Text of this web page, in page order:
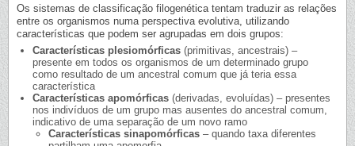
Os sistemas de classificação filogenética tentam traduzir as relações
entre os organismos numa perspectiva evolutiva, utilizando
características que podem ser agrupadas em dois grupos:
Características plesiomórficas (primitivas, ancestrais) –
presente em todos os organismos de um determinado grupo
como resultado de um ancestral comum que já teria essa
característica
Características apomórficas (derivadas, evoluídas) – presentes
nos indivíduos de um grupo mas ausentes do ancestral comum,
indicativo de uma separação de um novo ramo
Características sinapomórficas – quando taxa diferentes